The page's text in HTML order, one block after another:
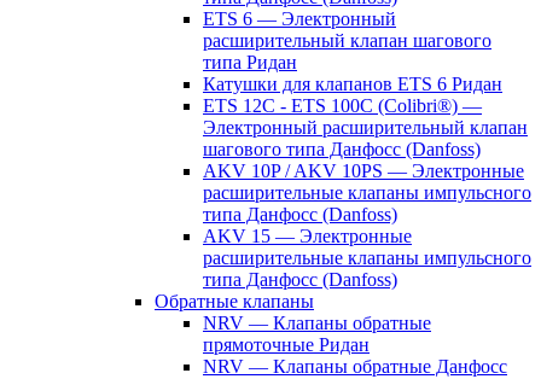
ETS 6 — Электронный
расширительный клапан шагового
типа Ридан
Катушки для клапанов ETS 6 Ридан
ETS 12C - ETS 100C (Colibri®) —
Электронный расширительный клапан
шагового типа Данфосс (Danfoss)
AKV 10P / AKV 10PS — Электронные
расширительные клапаны импульсного
типа Данфосс (Danfoss)
AKV 15 — Электронные
расширительные клапаны импульсного
типа Данфосс (Danfoss)
Обратные клапаны
NRV — Клапаны обратные
прямоточные Ридан
NRV — Клапаны обратные Данфосс